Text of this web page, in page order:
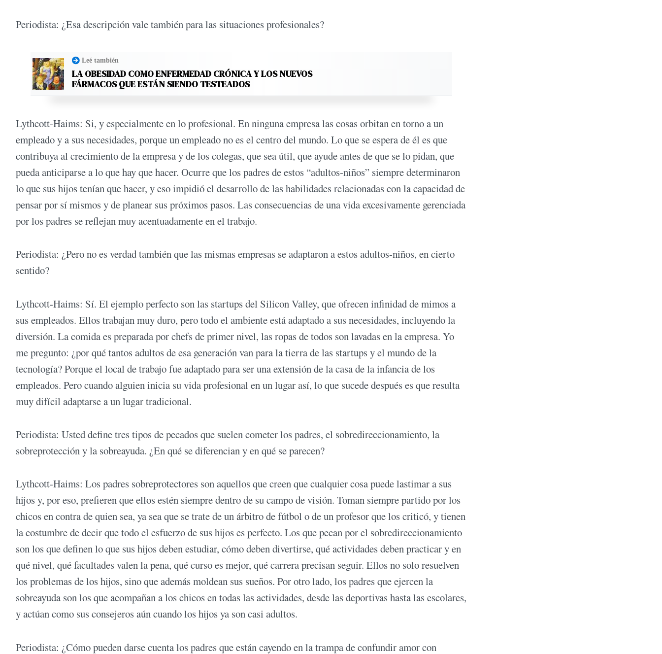
Periodista: ¿Esa descripción vale también para las situaciones profesionales?
Leé también
LA OBESIDAD COMO ENFERMEDAD CRÓNICA Y LOS NUEVOS
FÁRMACOS QUE ESTÁN SIENDO TESTEADOS
Lythcott-Haims: Si, y especialmente en lo profesional. En ninguna empresa las cosas orbitan en torno a un
empleado y a sus necesidades, porque un empleado no es el centro del mundo. Lo que se espera de él es que
contribuya al crecimiento de la empresa y de los colegas, que sea útil, que ayude antes de que se lo pidan, que
pueda anticiparse a lo que hay que hacer. Ocurre que los padres de estos “adultos-niños” siempre determinaron
lo que sus hijos tenían que hacer, y eso impidió el desarrollo de las habilidades relacionadas con la capacidad de
pensar por sí mismos y de planear sus próximos pasos. Las consecuencias de una vida excesivamente gerenciada
por los padres se reflejan muy acentuadamente en el trabajo.
Periodista: ¿Pero no es verdad también que las mismas empresas se adaptaron a estos adultos-niños, en cierto
sentido?
Lythcott-Haims: Sí. El ejemplo perfecto son las startups del Silicon Valley, que ofrecen infinidad de mimos a
sus empleados. Ellos trabajan muy duro, pero todo el ambiente está adaptado a sus necesidades, incluyendo la
diversión. La comida es preparada por chefs de primer nivel, las ropas de todos son lavadas en la empresa. Yo
me pregunto: ¿por qué tantos adultos de esa generación van para la tierra de las startups y el mundo de la
tecnología? Porque el local de trabajo fue adaptado para ser una extensión de la casa de la infancia de los
empleados. Pero cuando alguien inicia su vida profesional en un lugar así, lo que sucede después es que resulta
muy difícil adaptarse a un lugar tradicional.
Periodista: Usted define tres tipos de pecados que suelen cometer los padres, el sobredireccionamiento, la
sobreprotección y la sobreayuda. ¿En qué se diferencian y en qué se parecen?
Lythcott-Haims: Los padres sobreprotectores son aquellos que creen que cualquier cosa puede lastimar a sus
hijos y, por eso, prefieren que ellos estén siempre dentro de su campo de visión. Toman siempre partido por los
chicos en contra de quien sea, ya sea que se trate de un árbitro de fútbol o de un profesor que los criticó, y tienen
la costumbre de decir que todo el esfuerzo de sus hijos es perfecto. Los que pecan por el sobredireccionamiento
son los que definen lo que sus hijos deben estudiar, cómo deben divertirse, qué actividades deben practicar y en
qué nivel, qué facultades valen la pena, qué curso es mejor, qué carrera precisan seguir. Ellos no solo resuelven
los problemas de los hijos, sino que además moldean sus sueños. Por otro lado, los padres que ejercen la
sobreayuda son los que acompañan a los chicos en todas las actividades, desde las deportivas hasta las escolares,
y actúan como sus consejeros aún cuando los hijos ya son casi adultos.
Periodista: ¿Cómo pueden darse cuenta los padres que están cayendo en la trampa de confundir amor con